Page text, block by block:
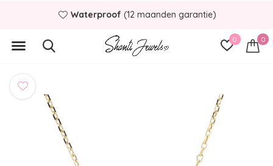
0 0
Waterproof (12 maanden garantie)